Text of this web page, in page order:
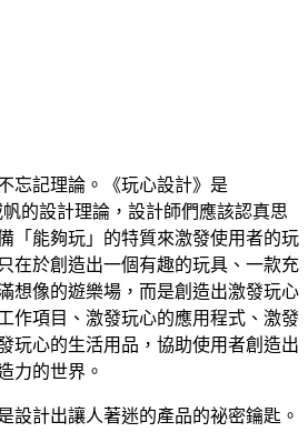
忘記理論。《玩心設計》是
的設計理論，設計師們應該認真思
「能夠玩」的特質來激發使用者的玩
在於創造出一個有趣的玩具、一款充
想像的遊樂場，而是創造出激發玩心
作項目、激發玩心的應用程式、激發
玩心的生活用品，協助使用者創造出
力的世界。
設計出讓人著迷的產品的祕密鑰匙。